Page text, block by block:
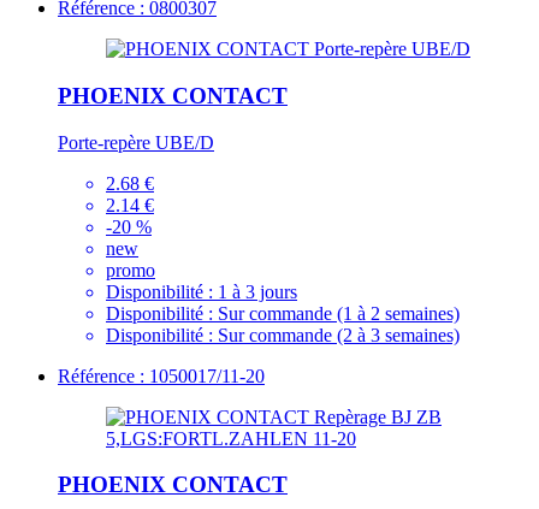
Référence : 0800307
PHOENIX CONTACT
Porte-repère UBE/D
2.68 €
2.14 €
-20 %
new
promo
Disponibilité : 1 à 3 jours
Disponibilité : Sur commande (1 à 2 semaines)
Disponibilité : Sur commande (2 à 3 semaines)
Référence : 1050017/11-20
PHOENIX CONTACT